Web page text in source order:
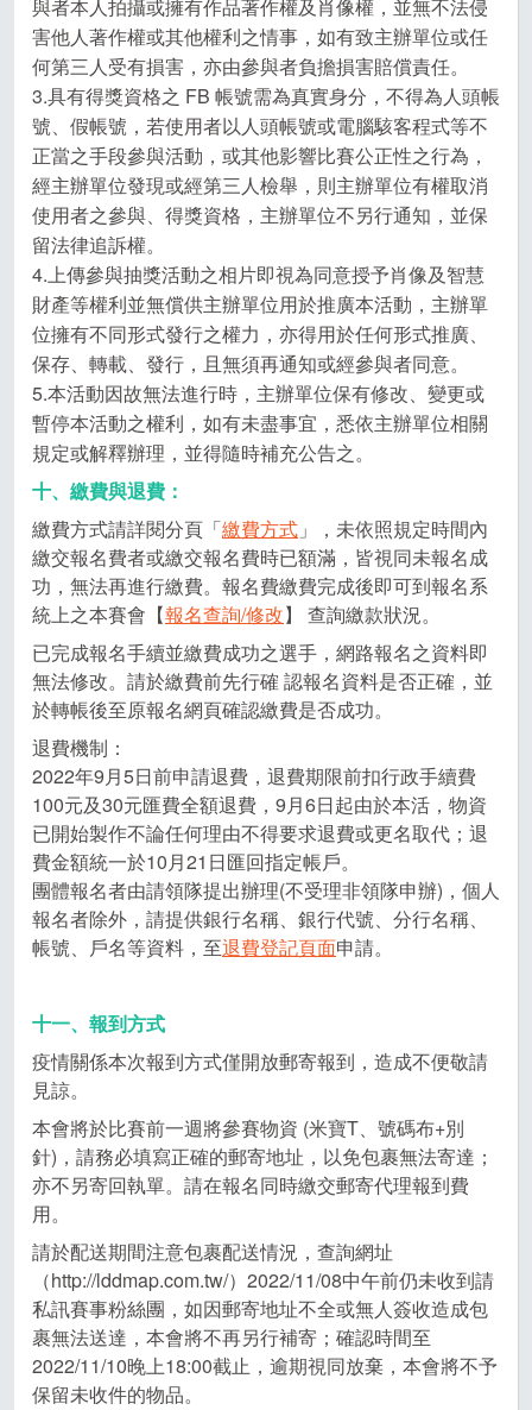
與者本人拍攝或擁有作品著作權及肖像權，並無不法侵
害他人著作權或其他權利之情事，如有致主辦單位或任
何第三人受有損害，亦由參與者負擔損害賠償責任。
3.具有得獎資格之 FB 帳號需為真實身分，不得為人頭帳
號、假帳號，若使用者以人頭帳號或電腦駭客程式等不
正當之手段參與活動，或其他影響比賽公正性之行為，
經主辦單位發現或經第三人檢舉，則主辦單位有權取消
使用者之參與、得獎資格，主辦單位不另行通知，並保
留法律追訴權。
4.上傳參與抽獎活動之相片即視為同意授予肖像及智慧
財產等權利並無償供主辦單位用於推廣本活動，主辦單
位擁有不同形式發行之權力，亦得用於任何形式推廣、
保存、轉載、發行，且無須再通知或經參與者同意。
5.本活動因故無法進行時，主辦單位保有修改、變更或
暫停本活動之權利，如有未盡事宜，悉依主辦單位相關
規定或解釋辦理，並得隨時補充公告之。
十、繳費與退費：
繳費方式請詳閱分頁「繳費方式 」，未依照規定時間內
繳交報名費者或繳交報名費時已額滿，皆視同未報名成
功，無法再進行繳費。報名費繳費完成後即可到報名系
統上之本賽會【報名查詢/修改】 查詢繳款狀況。
已完成報名手續並繳費成功之選手，網路報名之資料即
無法修改。請於繳費前先行確 認報名資料是否正確，並
於轉帳後至原報名網頁確認繳費是否成功。
退費機制：
2022年9月5日前申請退費，退費期限前扣行政手續費
100元及30元匯費全額退費，9月6日起由於本活，物資
已開始製作不論任何理由不得要求退費或更名取代；退
費金額統一於10月21日匯回指定帳戶。
團體報名者由請領隊提出辦理(不受理非領隊申辦)，個人
報名者除外，請提供銀行名稱、銀行代號、分行名稱、
帳號、戶名等資料，至退費登記頁面申請。
十一、報到方式
疫情關係本次報到方式僅開放郵寄報到，造成不便敬請
見諒。
本會將於比賽前一週將參賽物資 (米寶T、號碼布+別
針)，請務必填寫正確的郵寄地址，以免包裹無法寄達；
亦不另寄回執單。請在報名同時繳交郵寄代理報到費
用。
請於配送期間注意包裹配送情況，查詢網址
（http://lddmap.com.tw/）2022/11/08中午前仍未收到請
私訊賽事粉絲團，如因郵寄地址不全或無人簽收造成包
裹無法送達，本會將不再另行補寄；確認時間至
2022/11/10晚上18:00截止，逾期視同放棄，本會將不予
保留未收件的物品。